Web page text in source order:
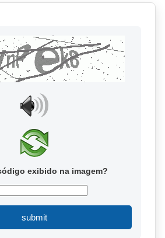
exibido na imagem?
submit